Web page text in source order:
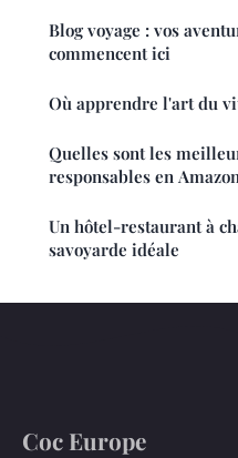
Blog voyage : vos
commencent ici
Où apprendre l'art du
Quelles sont les
responsables en
Un hôtel-restaurant à
savoyarde idéale
Coc Europe